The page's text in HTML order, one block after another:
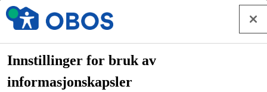
Hopp til innhold
Investor relations
Forside
Om OBOS
Investor relations
Innstillinger for bruk av
informasjonskapsler